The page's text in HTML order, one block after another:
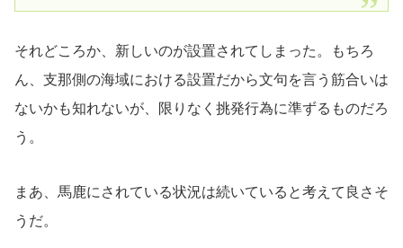
それどころか、新しいのが設置されてしまった。もちろ
ん、支那側の海域における設置だから文句を言う筋合いは
ないかも知れないが、限りなく挑発行為に準ずるものだろ
う。
まあ、馬鹿にされている状況は続いていると考えて良さそ
うだ。